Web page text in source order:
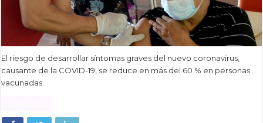
El riesgo de desarrollar síntomas graves del nuevo coronavirus,
causante de la COVID-19, se reduce en más del 60 % en personas
vacunadas.